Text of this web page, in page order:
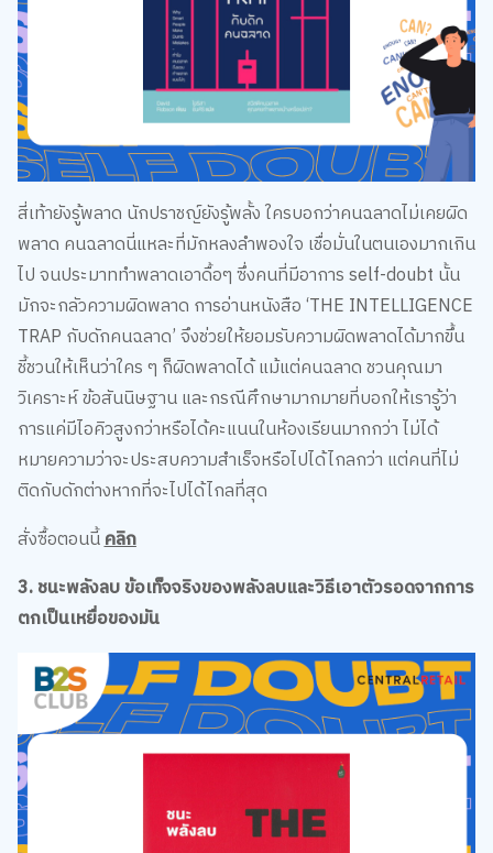
สี่เท้ายังรู้พลาด นักปราชญ์ยังรู้พลั้ง ใครบอกว่าคนฉลาดไม่เคยผิด
พลาด คนฉลาดนี่แหละที่มักหลงลำพองใจ เชื่อมั่นในตนเองมากเกิน
ไป จนประมาททำพลาดเอาดื้อๆ ซึ่งคนที่มีอาการ self-doubt นั้น
มักจะกลัวความผิดพลาด การอ่านหนังสือ ‘THE INTELLIGENCE
TRAP กับดักคนฉลาด’ จึงช่วยให้ยอมรับความผิดพลาดได้มากขึ้น
ชี้ชวนให้เห็นว่าใคร ๆ ก็ผิดพลาดได้ แม้แต่คนฉลาด ชวนคุณมา
วิเคราะห์ ข้อสันนิษฐาน และกรณีศึกษามากมายที่บอกให้เรารู้ว่า
การแค่มีไอคิวสูงกว่าหรือได้คะแนนในห้องเรียนมากกว่า ไม่ได้
หมายความว่าจะประสบความสำเร็จหรือไปได้ไกลกว่า แต่คนที่ไม่
ติดกับดักต่างหากที่จะไปได้ไกลที่สุด
สั่งซื้อตอนนี้คลิก
3. ชนะพลังลบ ข้อเท็จจริงของพลังลบและวิธีเอาตัวรอดจากการ
ตกเป็นเหยื่อของมัน